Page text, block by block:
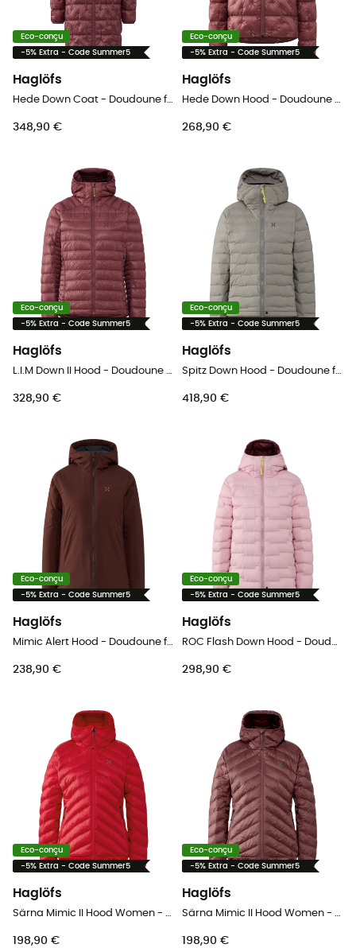
Eco-conçu
-5% Extra - Code Summer5
Haglöfs
348,90 €
Eco-conçu
-5% Extra - Code Summer5
Haglöfs
268,90 €
Eco-conçu
-5% Extra - Code Summer5
Haglöfs
328,90 €
Eco-conçu
-5% Extra - Code Summer5
Haglöfs
418,90 €
Eco-conçu
-5% Extra - Code Summer5
Haglöfs
238,90 €
Eco-conçu
-5% Extra - Code Summer5
Haglöfs
298,90 €
Eco-conçu
-5% Extra - Code Summer5
Haglöfs
198,90 €
Eco-conçu
-5% Extra - Code Summer5
Haglöfs
198,90 €